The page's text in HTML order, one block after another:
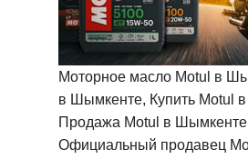
Моторное масло Motul в
в Шымкенте, Купить Motul
Продажа Motul в
Официальный продавец